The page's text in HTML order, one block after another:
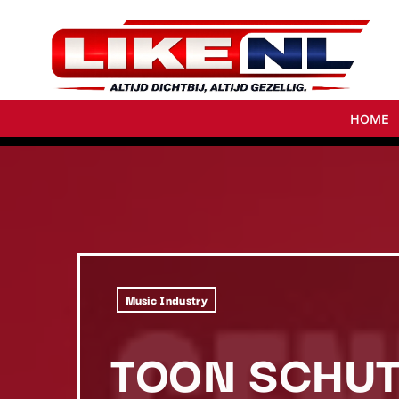
HOME
Music Industry
TOON